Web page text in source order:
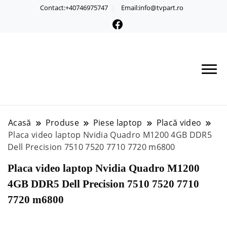
Contact:+40746975747 Email:info@tvpart.ro
Acasă Produse Piese laptop
Placă video
Placa video laptop Nvidia Quadro M1200 4GB DDR5
Dell Precision 7510 7520 7710 7720 m6800
Placa video laptop Nvidia Quadro M1200
4GB DDR5 Dell Precision 7510 7520 7710
7720 m6800